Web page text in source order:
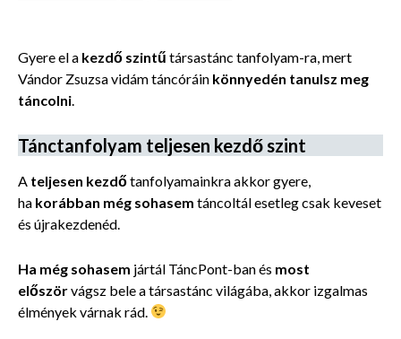
Gyere el a kezdő szintű társastánc tanfolyam-ra, mert
Vándor Zsuzsa vidám táncóráin könnyedén tanulsz meg
táncolni.
Tánctanfolyam teljesen kezdő szint
A teljesen kezdőtanfolyamainkra akkor gyere,
ha korábban még sohasem táncoltál esetleg csak keveset
és újrakezdenéd.
Ha még sohasem jártál TáncPont-ban és most
előszörvágsz bele a társastánc világába, akkor izgalmas
élmények várnak rád.